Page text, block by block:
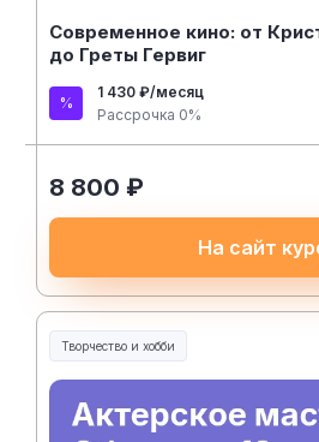
Современное кино: от
до Греты Гервиг
1 430 ₽/месяц
Рассрочка 0%
8 800 ₽
На сайт
Творчество и хобби
Творчество, контент и хобби